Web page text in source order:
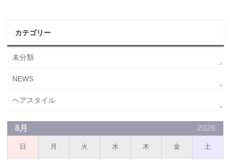
カテゴリー
未分類
NEWS
ヘアスタイル
8月 2026
日 月 火 水 木 金 土